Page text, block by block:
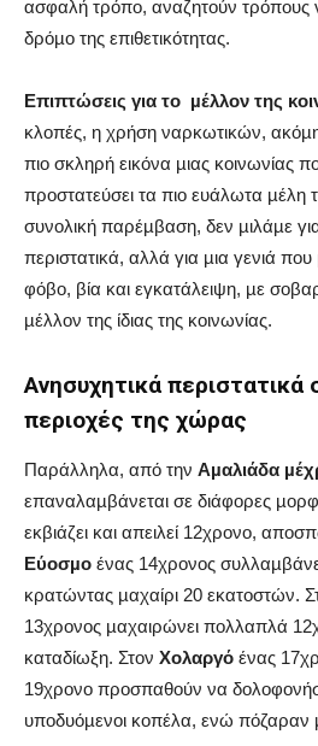
ασφαλή τρόπο, αναζητούν τρόπους
δρόµο της επιθετικότητας.
Επιπτώσεις για το µέλλον της
κλοπές, η χρήση ναρκωτικών, ακόµη
πιο σκληρή εικόνα µιας κοινωνίας
προστατεύσει τα πιο ευάλωτα µέλη
συνολική παρέµβαση, δεν µιλάµε
περιστατικά, αλλά για µια γενιά
φόβο, βία και εγκατάλειψη, µε
µέλλον της ίδιας της κοινωνίας.
Ανησυχητικά περιστατικά
περιοχές της χώρας
Παράλληλα, από την Αµαλιάδα
επαναλαµβάνεται σε διάφορες
εκβιάζει και απειλεί 12χρονο,
Εύοσµο ένας 14χρονος
κρατώντας µαχαίρι 20 εκατοστών.
13χρονος µαχαιρώνει πολλαπλά
καταδίωξη. Στον Χολαργό ένας
19χρονο προσπαθούν να
υποδυόµενοι κοπέλα, ενώ πόζαραν